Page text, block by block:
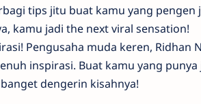
tips jitu buat kamu yang pengen
kamu jadi the next viral sensation!
Pengusaha muda keren, Ridhan
inspirasi. Buat kamu yang punya
dengerin kisahnya!